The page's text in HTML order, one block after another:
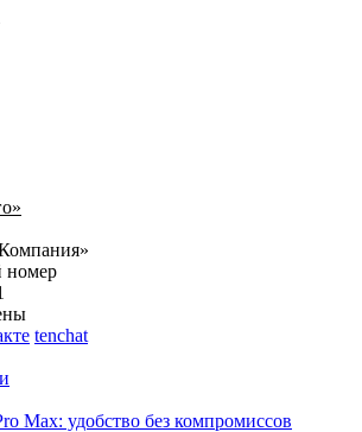
номер
tenchat
Max: удобство без компромиссов